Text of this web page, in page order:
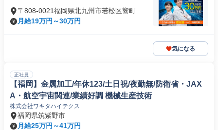
〒808-0021福岡県北九州市若松区響町
月給19万円～30万円
気になる
正社員
【福岡】金属加工/年休123/土日祝/夜勤無/防衛省・JAX
A・航空宇宙関連/業績好調 機械生産技術
株式会社ワキタハイテクス
福岡県筑紫野市
月給25万円～41万円